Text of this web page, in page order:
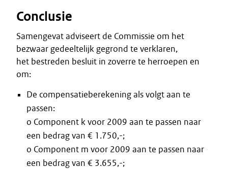
Conclusie
Samengevat adviseert de Commissie om het
bezwaar gedeeltelijk gegrond te verklaren,
het bestreden besluit in zoverre te herroepen en
om:
De compensatieberekening als volgt aan te
passen:
o Component k voor 2009 aan te passen naar
een bedrag van € 1.750,-;
o Component m voor 2009 aan te passen naar
een bedrag van € 3.655,-;